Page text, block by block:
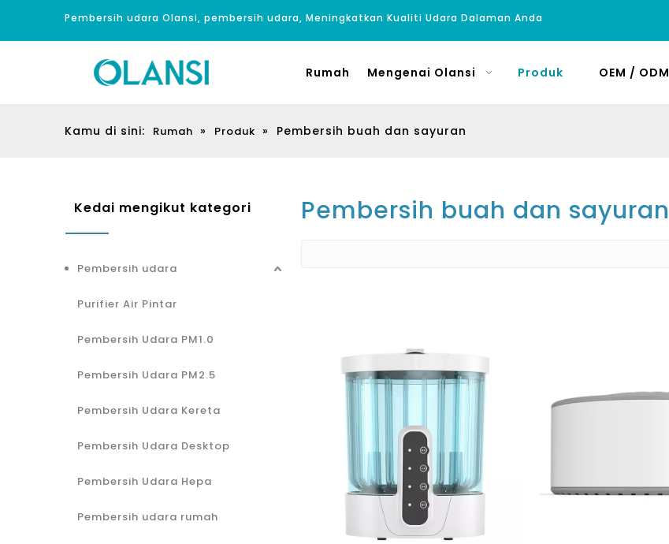
Pembersih udara Olansi, pembersih udara, Meningkatkan Kualiti Udara Dalaman Anda
Rumah Mengenai Olansi Produk OEM / ODM
Kamu di sini: Rumah » Produk » Pembersih buah dan sayuran
Kedai mengikut kategori
Pembersih udara
Purifier Air Pintar
Pembersih Udara PM1.0
Pembersih Udara PM2.5
Pembersih Udara Kereta
Pembersih Udara Desktop
Pembersih Udara Hepa
Pembersih udara rumah
Pembersih buah dan sayuran